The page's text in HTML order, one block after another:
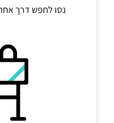
נסו לחפש דרך